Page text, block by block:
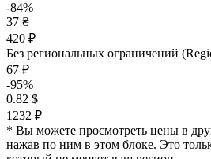
-84%
37 ₴
420 ₽
Без региональных ограничений
67 ₽
-95%
0.82 $
1232 ₽
* Вы можете просмотреть цены в
нажав по ним в этом блоке. Это